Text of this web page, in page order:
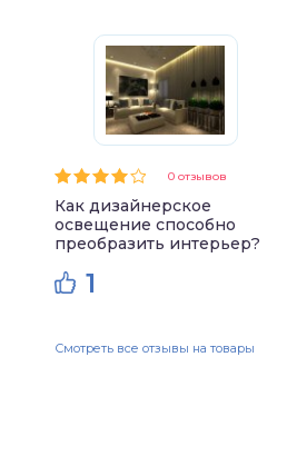
0 отзывов
Как дизайнерское
освещение способно
преобразить интерьер?
1
Смотреть все отзывы на товары